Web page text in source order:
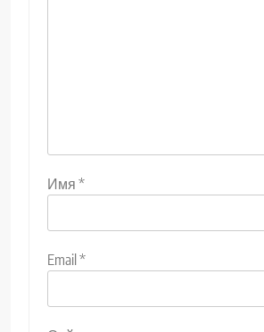
Имя *
Email*